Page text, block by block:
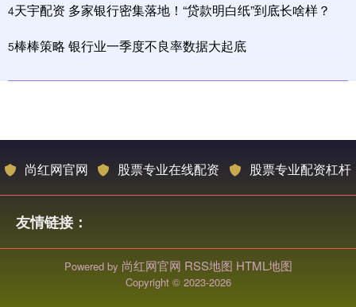
4天宇配资 多家银行密集落地！“贷款明白纸”到底长啥样？
5棒棒策略 银行业一季度不良率数据大起底
尚红网官网 股票专业在线配资 股票专业配资杠杆
友情链接：
Powered by 尚红网官网 RSS地图 HTML地图
Copyright © 2023-2026